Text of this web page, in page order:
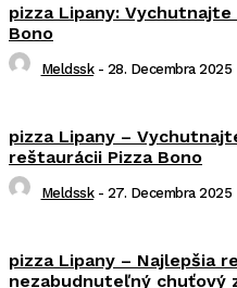
pizza Lipany:
Bono
Meldssk - 28. Decembra 2025
pizza Lipany –
reštaurácii Pizza Bono
Meldssk - 27. Decembra 2025
pizza Lipany – Najlepšia
nezabudnuteľný chuťový